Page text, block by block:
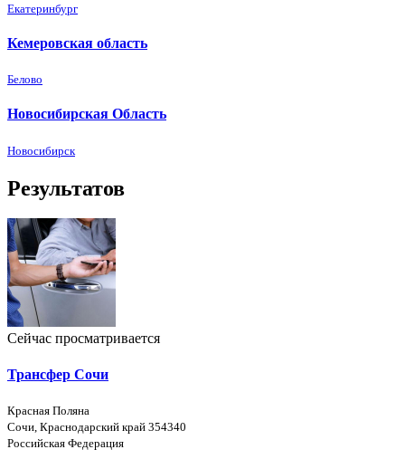
Екатеринбург
Кемеровская область
Белово
Новосибирская Область
Новосибирск
Результатов
Сейчас просматривается
Трансфер Сочи
Красная Поляна
Сочи, Краснодарский край 354340
Российская Федерация